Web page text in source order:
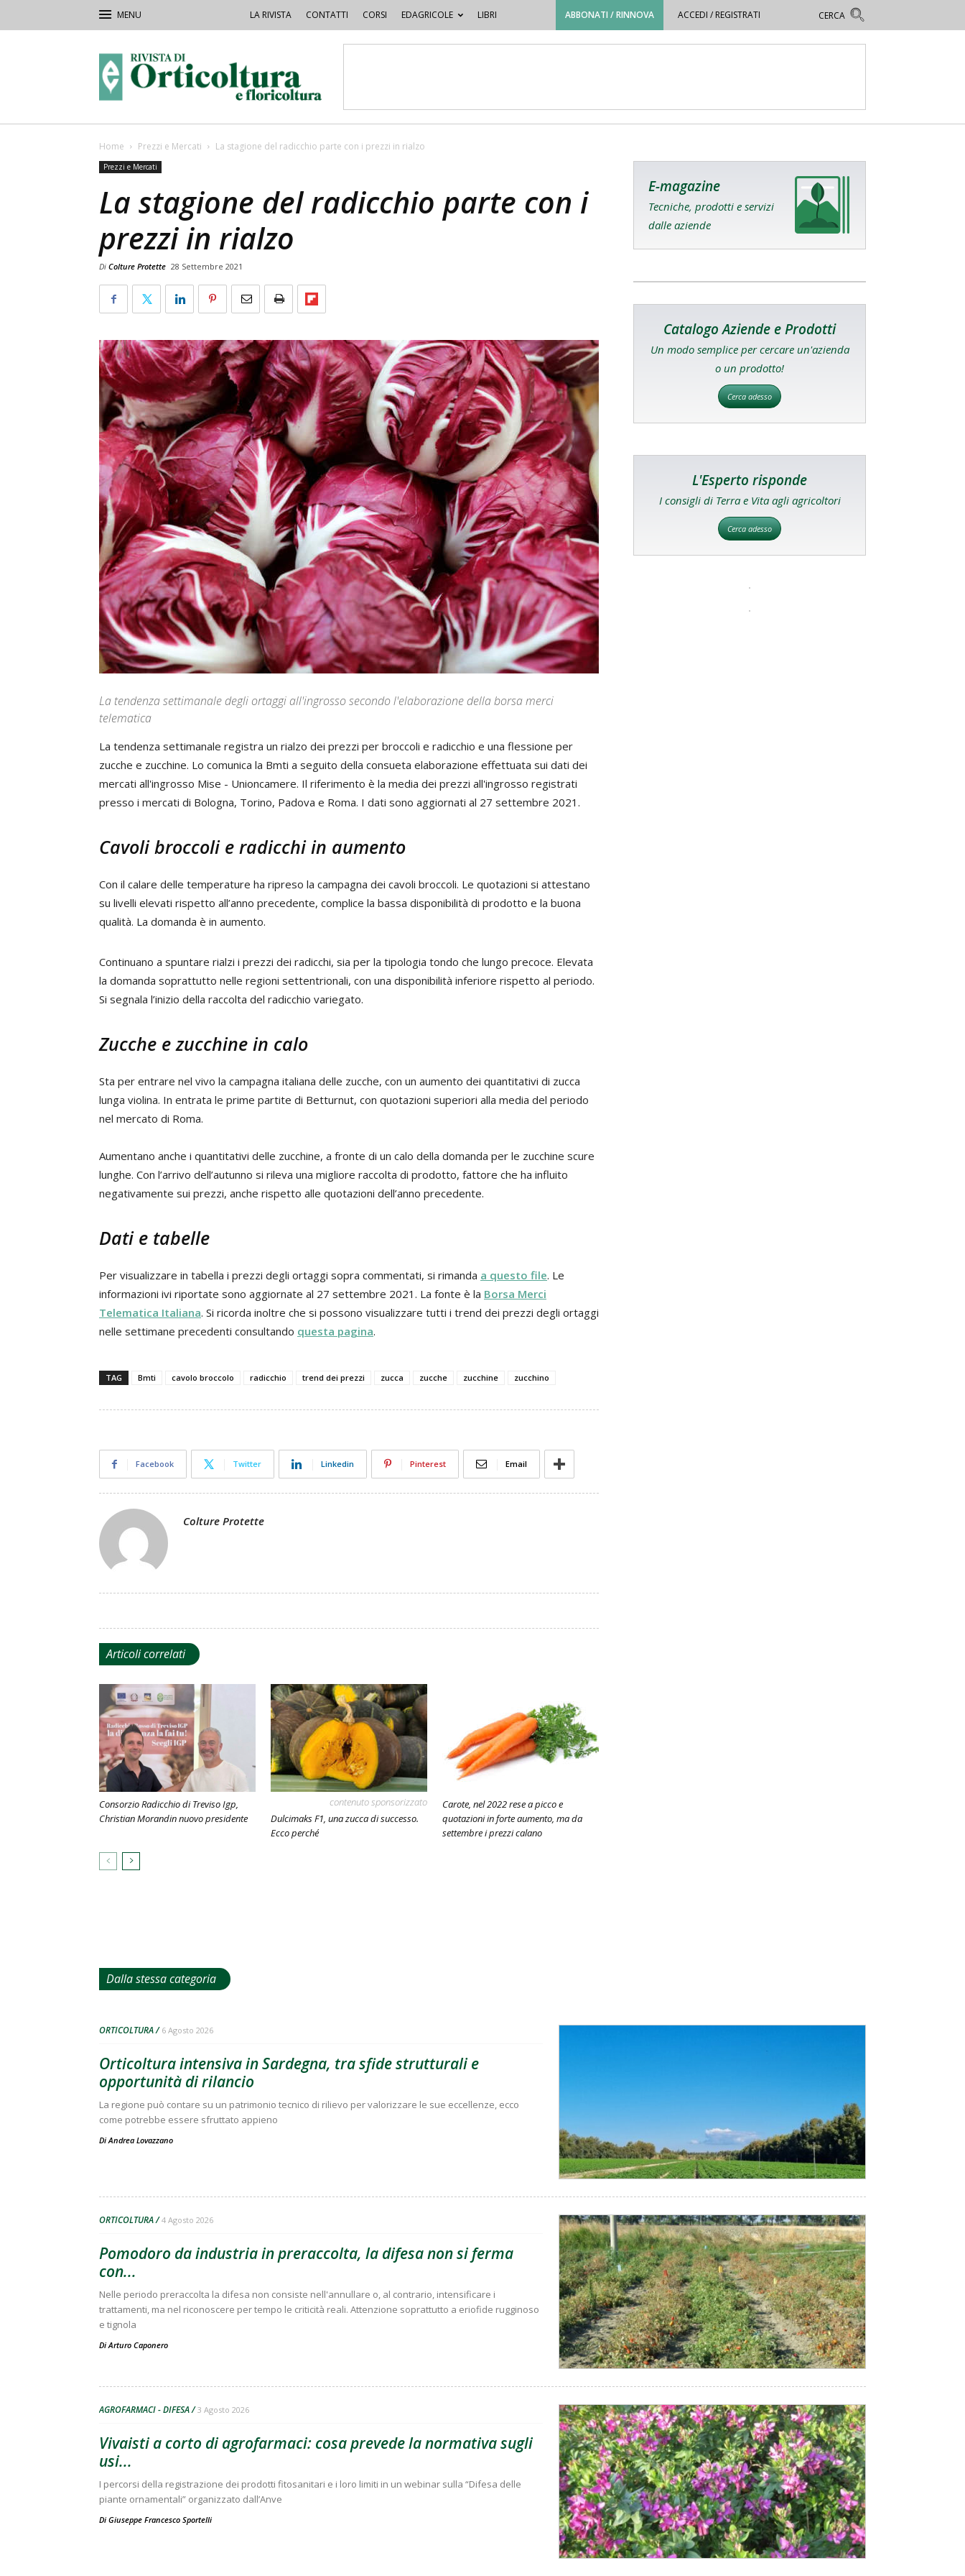
LA RIVISTA CONTATTI CORSI EDAGRICOLE LIBRI ABBONATI / RINNOVA ACCEDI / REGISTRATI
Orticoltura
Home Prezzi e Mercati La stagione del radicchio parte con i prezzi in rialzo
Prezzi e Mercati
La stagione del radicchio parte con i
prezzi in rialzo
Di Colture Protette 28 Settembre 2021
La tendenza settimanale degli ortaggi all'ingrosso secondo l'elaborazione della borsa merci
telematica
La tendenza settimanale registra un rialzo dei prezzi per broccoli e radicchio e una flessione per
zucche e zucchine. Lo comunica la Bmti a seguito della consueta elaborazione effettuata sui dati dei
mercati all'ingrosso Mise - Unioncamere. Il riferimento è la media dei prezzi all'ingrosso registrati
presso i mercati di Bologna, Torino, Padova e Roma. I dati sono aggiornati al 27 settembre 2021.
Cavoli broccoli e radicchi in aumento
Con il calare delle temperature ha ripreso la campagna dei cavoli broccoli. Le quotazioni si attestano
su livelli elevati rispetto all’anno precedente, complice la bassa disponibilità di prodotto e la buona
qualità. La domanda è in aumento.
Continuano a spuntare rialzi i prezzi dei radicchi, sia per la tipologia tondo che lungo precoce. Elevata
la domanda soprattutto nelle regioni settentrionali, con una disponibilità inferiore rispetto al periodo.
Si segnala l’inizio della raccolta del radicchio variegato.
Zucche e zucchine in calo
Sta per entrare nel vivo la campagna italiana delle zucche, con un aumento dei quantitativi di zucca
lunga violina. In entrata le prime partite di Betturnut, con quotazioni superiori alla media del periodo
nel mercato di Roma.
Aumentano anche i quantitativi delle zucchine, a fronte di un calo della domanda per le zucchine scure
lunghe. Con l’arrivo dell’autunno si rileva una migliore raccolta di prodotto, fattore che ha influito
negativamente sui prezzi, anche rispetto alle quotazioni dell’anno precedente.
Dati e tabelle
Per visualizzare in tabella i prezzi degli ortaggi sopra commentati, si rimanda a questo file. Le
informazioni ivi riportate sono aggiornate al 27 settembre 2021. La fonte è la Borsa Merci
Telematica Italiana. Si ricorda inoltre che si possono visualizzare tutti i trend dei prezzi degli ortaggi
nelle settimane precedenti consultando questa pagina.
TAG Bmti cavolo broccolo radicchio trend dei prezzi zucca zucche zucchine zucchino
Facebook Twitter Linkedin Pinterest Email
Colture Protette
Articoli correlati
Consorzio Radicchio di Treviso Igp,
Christian Morandin nuovo presidente
contenuto sponsorizzato
Dulcimaks F1, una zucca di successo.
Ecco perché
Carote, nel 2022 rese a picco e
quotazioni in forte aumento, ma da
settembre i prezzi calano
E-magazine
Tecniche, prodotti e servizi
dalle aziende
Catalogo Aziende e Prodotti
Un modo semplice per cercare un'azienda
o un prodotto!
Cerca adesso
L'Esperto risponde
I consigli di Terra e Vita agli agricoltori
Cerca adesso
Dalla stessa categoria
ORTICOLTURA 6 Agosto 2026
Orticoltura intensiva in Sardegna, tra sfide strutturali e
opportunità di rilancio
La regione può contare su un patrimonio tecnico di rilievo per valorizzare le sue eccellenze, ecco
come potrebbe essere sfruttato appieno
DiAndrea Lovazzano
ORTICOLTURA 4 Agosto 2026
Pomodoro da industria in preraccolta, la difesa non si ferma
con...
Nelle periodo preraccolta la difesa non consiste nell'annullare o, al contrario, intensificare i
trattamenti, ma nel riconoscere per tempo le criticità reali. Attenzione soprattutto a eriofide rugginoso
e tignola
DiArturo Caponero
AGROFARMACI - DIFESA 3 Agosto 2026
Vivaisti a corto di agrofarmaci: cosa prevede la normativa sugli
usi...
I percorsi della registrazione dei prodotti fitosanitari e i loro limiti in un webinar sulla “Difesa delle
piante ornamentali” organizzato dall’Anve
Di Giuseppe Francesco Sportelli